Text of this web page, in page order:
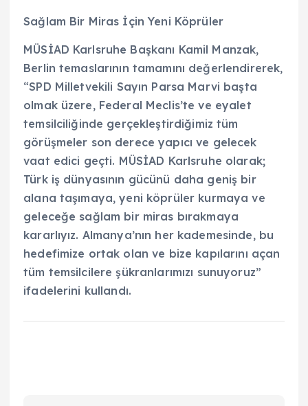
Sağlam Bir Miras İçin Yeni Köprüler
MÜSİAD Karlsruhe Başkanı Kamil Manzak,
Berlin temaslarının tamamını değerlendirerek,
“SPD Milletvekili Sayın Parsa Marvi başta
olmak üzere, Federal Meclis’te ve eyalet
temsilciliğinde gerçekleştirdiğimiz tüm
görüşmeler son derece yapıcı ve gelecek
vaat edici geçti. MÜSİAD Karlsruhe olarak;
Türk iş dünyasının gücünü daha geniş bir
alana taşımaya, yeni köprüler kurmaya ve
geleceğe sağlam bir miras bırakmaya
kararlıyız. Almanya’nın her kademesinde, bu
hedefimize ortak olan ve bize kapılarını açan
tüm temsilcilere şükranlarımızı sunuyoruz”
ifadelerini kullandı.